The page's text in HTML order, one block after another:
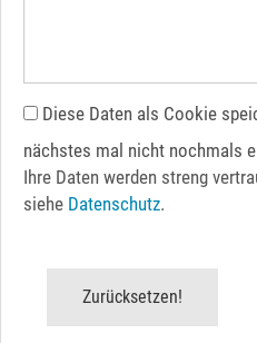
Diese Daten als Cookie
nächstes mal nicht nochmals
Ihre Daten werden streng
siehe Datenschutz.